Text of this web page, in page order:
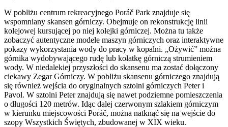
W pobliżu centrum rekreacyjnego Poráč Park znajduje się
wspomniany skansen górniczy. Obejmuje on rekonstrukcję linii
kolejowej kursującej po niej kolejki górniczej. Można tu także
zobaczyć autentyczne modele maszyn górniczych oraz interaktywne
pokazy wykorzystania wody do pracy w kopalni. „Ożywić” można
górnika wydobywającego rudę lub kołatkę górniczą strumieniem
wody. W niedalekiej przyszłości do skansenu ma zostać dołączony
ciekawy Zegar Górniczy. W pobliżu skansenu górniczego znajdują
się również wejścia do oryginalnych sztolni górniczych Peter i
Pavol. W sztolni Peter znajdują się nawet podziemne pomieszczenia
o długości 120 metrów. Idąc dalej czerwonym szlakiem górniczym
w kierunku miejscowości Poráč, można natknąć się na wejście do
szopy Wszystkich Świętych, zbudowanej w XIX wieku.